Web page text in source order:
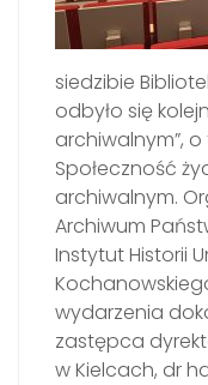
siedzibie
odbyło się
archiwalnym”,
Społeczność
archiwalnym.
Archiwum
Instytut Historii
wydarzenia
zastępca
w Kielcach, dr